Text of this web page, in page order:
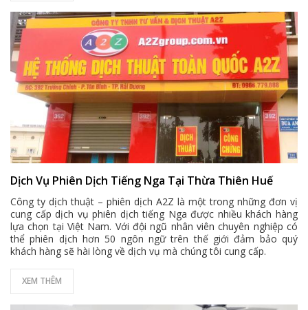
Dịch Vụ Phiên Dịch Tiếng Nga Tại Thừa Thiên Huế
Công ty dịch thuật – phiên dịch A2Z là một trong những đơn vị
cung cấp dịch vụ phiên dịch tiếng Nga được nhiều khách hàng
lựa chọn tại Việt Nam. Với đội ngũ nhân viên chuyên nghiệp có
thể phiên dịch hơn 50 ngôn ngữ trên thế giới đảm bảo quý
khách hàng sẽ hài lòng về dịch vụ mà chúng tôi cung cấp.
XEM THÊM